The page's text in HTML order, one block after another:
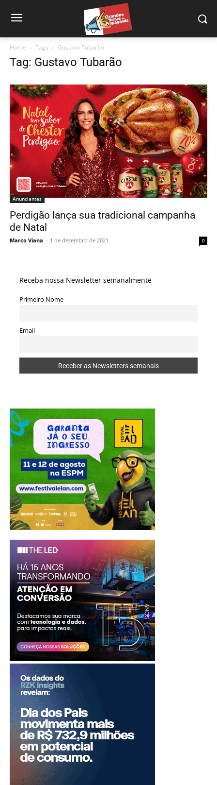
Home Tags Gustavo Tubarão
Tag: Gustavo Tubarão
Anunciantes
Perdigão lança sua tradicional campanha
de Natal
Marco Viana - 1 de dezembro de 2021 0
Receba nossa Newsletter semanalmente
Primeiro Nome
Email